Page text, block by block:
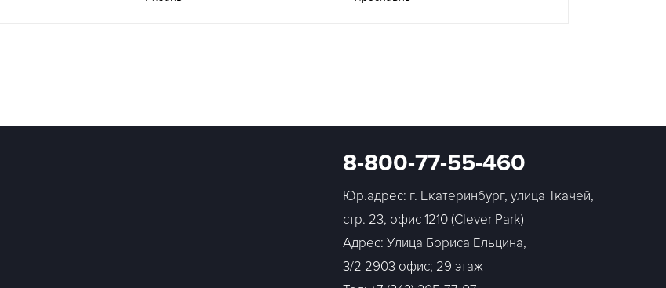
8-800-77-55-460
Юр.адрес: г. Екатеринбург, улица Ткачей,
стр. 23, офис 1210 (Clever Park)
Адрес: Улица Бориса Ельцина,
3/2 2903 офис; 29 этаж